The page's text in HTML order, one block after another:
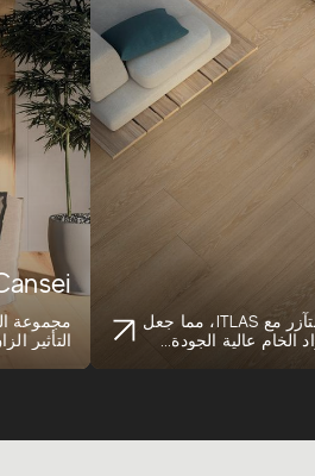
ولدت Log Select من التآزر مع ITLAS، مما جعل
عالية الجودة...
مجموعة
التأثير